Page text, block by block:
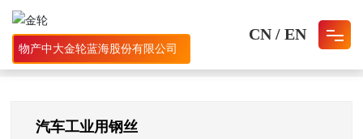
物产中大金轮蓝海股份有限公司
关于我们
CN/ EN
首页 汽车工业用钢丝
汽车工业用钢丝